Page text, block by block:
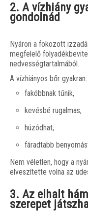
2. A vízhiány
gondolnád
Nyáron a fokozott
megfelelő
nedvességtartalmából.
A vízhiányos bőr gyakran:
fakóbbnak tűnik,
kevésbé rugalmas,
húzódhat,
fáradtabb
Nem véletlen, hogy a
elveszítette volna az
3. Az elhalt
szerepet